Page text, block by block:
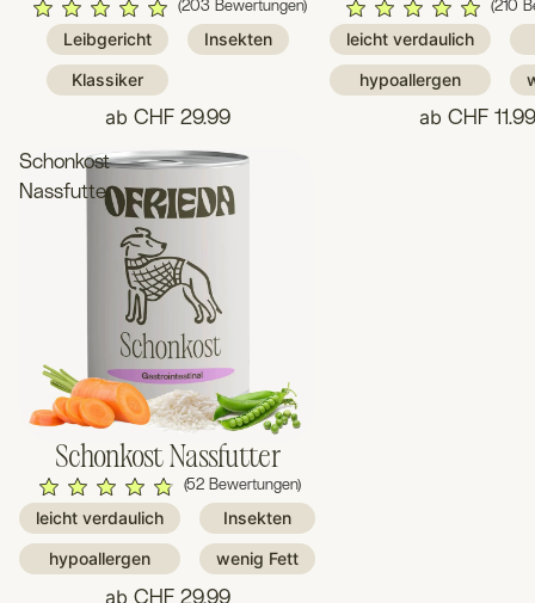
(203 Bewertungen)
Leibgericht
Insekten
Klassiker
ab CHF 29.99
(210
leicht verdaulich
hypoallergen
ab CHF 11.99
Schonkost
Nassfutter
Schonkost Nassfutter
(52 Bewertungen)
leicht verdaulich
Insekten
hypoallergen
wenig Fett
ab CHF 29.99